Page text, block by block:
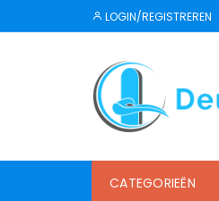
naar
LOGIN/REGISTREREN
CATEGORIEËN